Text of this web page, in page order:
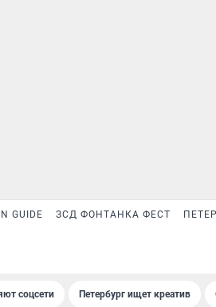
GUIDE ЗСД ФОНТАНКА ФЕСТ
соцсети Петербург ищет креатив